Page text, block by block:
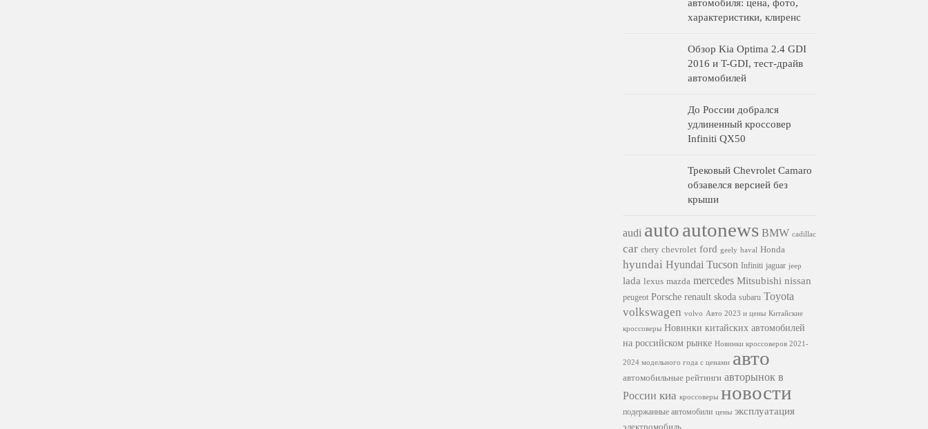
автомобиля: цена, фото,
характеристики, клиренс
Обзор Kia Optima 2.4 GDI
2016 и T-GDI, тест-драйв
автомобилей
До России добрался
удлиненный кроссовер
Infiniti QX50
Трековый Chevrolet Camaro
обзавелся версией без
крыши
audi autoautonews BMW cadillac
car chery chevrolet ford geely haval Honda
hyundai Hyundai Tucson Infiniti jaguar jeep
lada lexus mazda mercedes Mitsubishi nissan
peugeot Porsche renault skoda subaru Toyota
volkswagen volvo Авто 2023 и цены Китайские
кроссоверы Новинки китайских автомобилей
на российском рынке Новинки кроссоверов 2021-
2024 модельного года с ценами авто
автомобильные рейтинги авторынок в
России киа кроссоверы новости
подержанные автомобили цены эксплуатация
электромобиль